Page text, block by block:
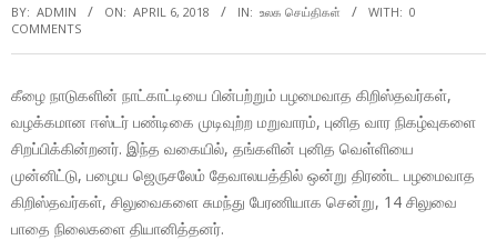
BY: ADMIN ON: APRIL 6, 2018 IN: உலக செய்திகள் WITH: 0
COMMENTS
கீழை நாடுகளின் நாட்காட்டியை பின்பற்றும் பழமைவாத கிறிஸ்தவர்கள்,
வழக்கமான ஈஸ்டர் பண்டிகை முடிவுற்ற மறுவாரம், புனித வார நிகழ்வுகளை
சிறப்பிக்கின்றனர். இந்த வகையில், தங்களின் புனித வெள்ளியை
முன்னிட்டு, பழைய ஜெருசலேம் தேவாலயத்தில் ஒன்று திரண்ட பழமைவாத
கிறிஸ்தவர்கள், சிலுவைகளை சுமந்து பேரணியாக சென்று, 14 சிலுவை
பாதை நிலைகளை தியானித்தனர்.